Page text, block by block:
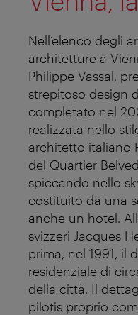
Nell’elenco degli
architetture a
Philippe Vassal,
strepitoso design
completato nel
realizzata nello
architetto italiano
del Quartier
spiccando nello
costituito da una
anche un hotel.
svizzeri Jacques
prima, nel 1991, il
residenziale di
della città. Il
pilotis proprio